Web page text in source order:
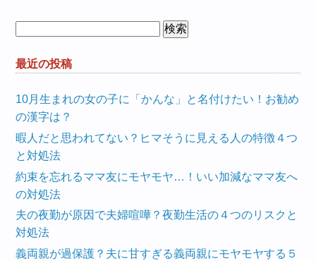
最近の投稿
10月生まれの女の子に「かんな」と名付けたい！お勧め
の漢字は？
暇人だと思われてない？ヒマそうに見える人の特徴４つ
と対処法
約束を忘れるママ友にモヤモヤ…！いい加減なママ友へ
の対処法
夫の夜勤が原因で夫婦喧嘩？夜勤生活の４つのリスクと
対処法
義両親が過保護？夫に甘すぎる義両親にモヤモヤする５